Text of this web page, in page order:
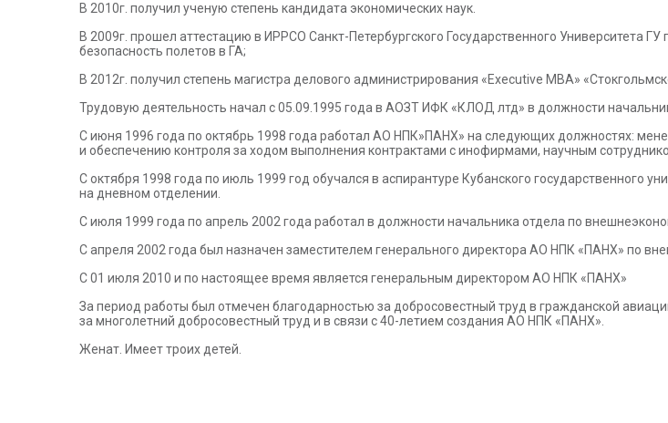
В 2010г. получил ученую степень кандидата экономических наук.
В 2009г. прошел аттестацию в ИРРСО Санкт-Петербургского Государственного Университета
безопасность полетов в ГА;
В 2012г. получил степень магистра делового администрирования «Executive МВА»
Трудовую деятельность начал с 05.09.1995 года в АОЗТ ИФК «КЛОД лтд» в должности
С июня 1996 года по октябрь 1998 года работал АО НПК»ПАНХ» на следующих должностях:
и обеспечению контроля за ходом выполнения контрактами с инофирмами, научным
С октября 1998 года по июль 1999 год обучался в аспирантуре Кубанского государственного
на дневном отделении.
С июля 1999 года по апрель 2002 года работал в должности начальника отдела по
С апреля 2002 года был назначен заместителем генерального директора АО НПК «ПАНХ» по
С 01 июля 2010 и по настоящее время является генеральным директором АО НПК «ПАНХ»
За период работы был отмечен благодарностью за добросовестный труд в гражданской
за многолетний добросовестный труд и в связи с 40-летием создания АО НПК «ПАНХ».
Женат. Имеет троих детей.